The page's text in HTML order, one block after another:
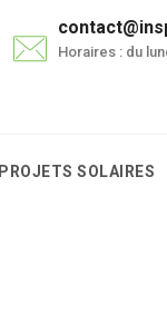
Horaires : du
PROJETS SOLAIRES